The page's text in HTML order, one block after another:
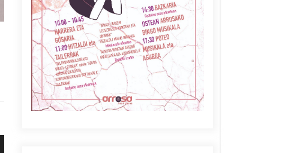
Arrosaren laburpen bideoa
Hamaika Telebistaren eskutik
2021/06/30